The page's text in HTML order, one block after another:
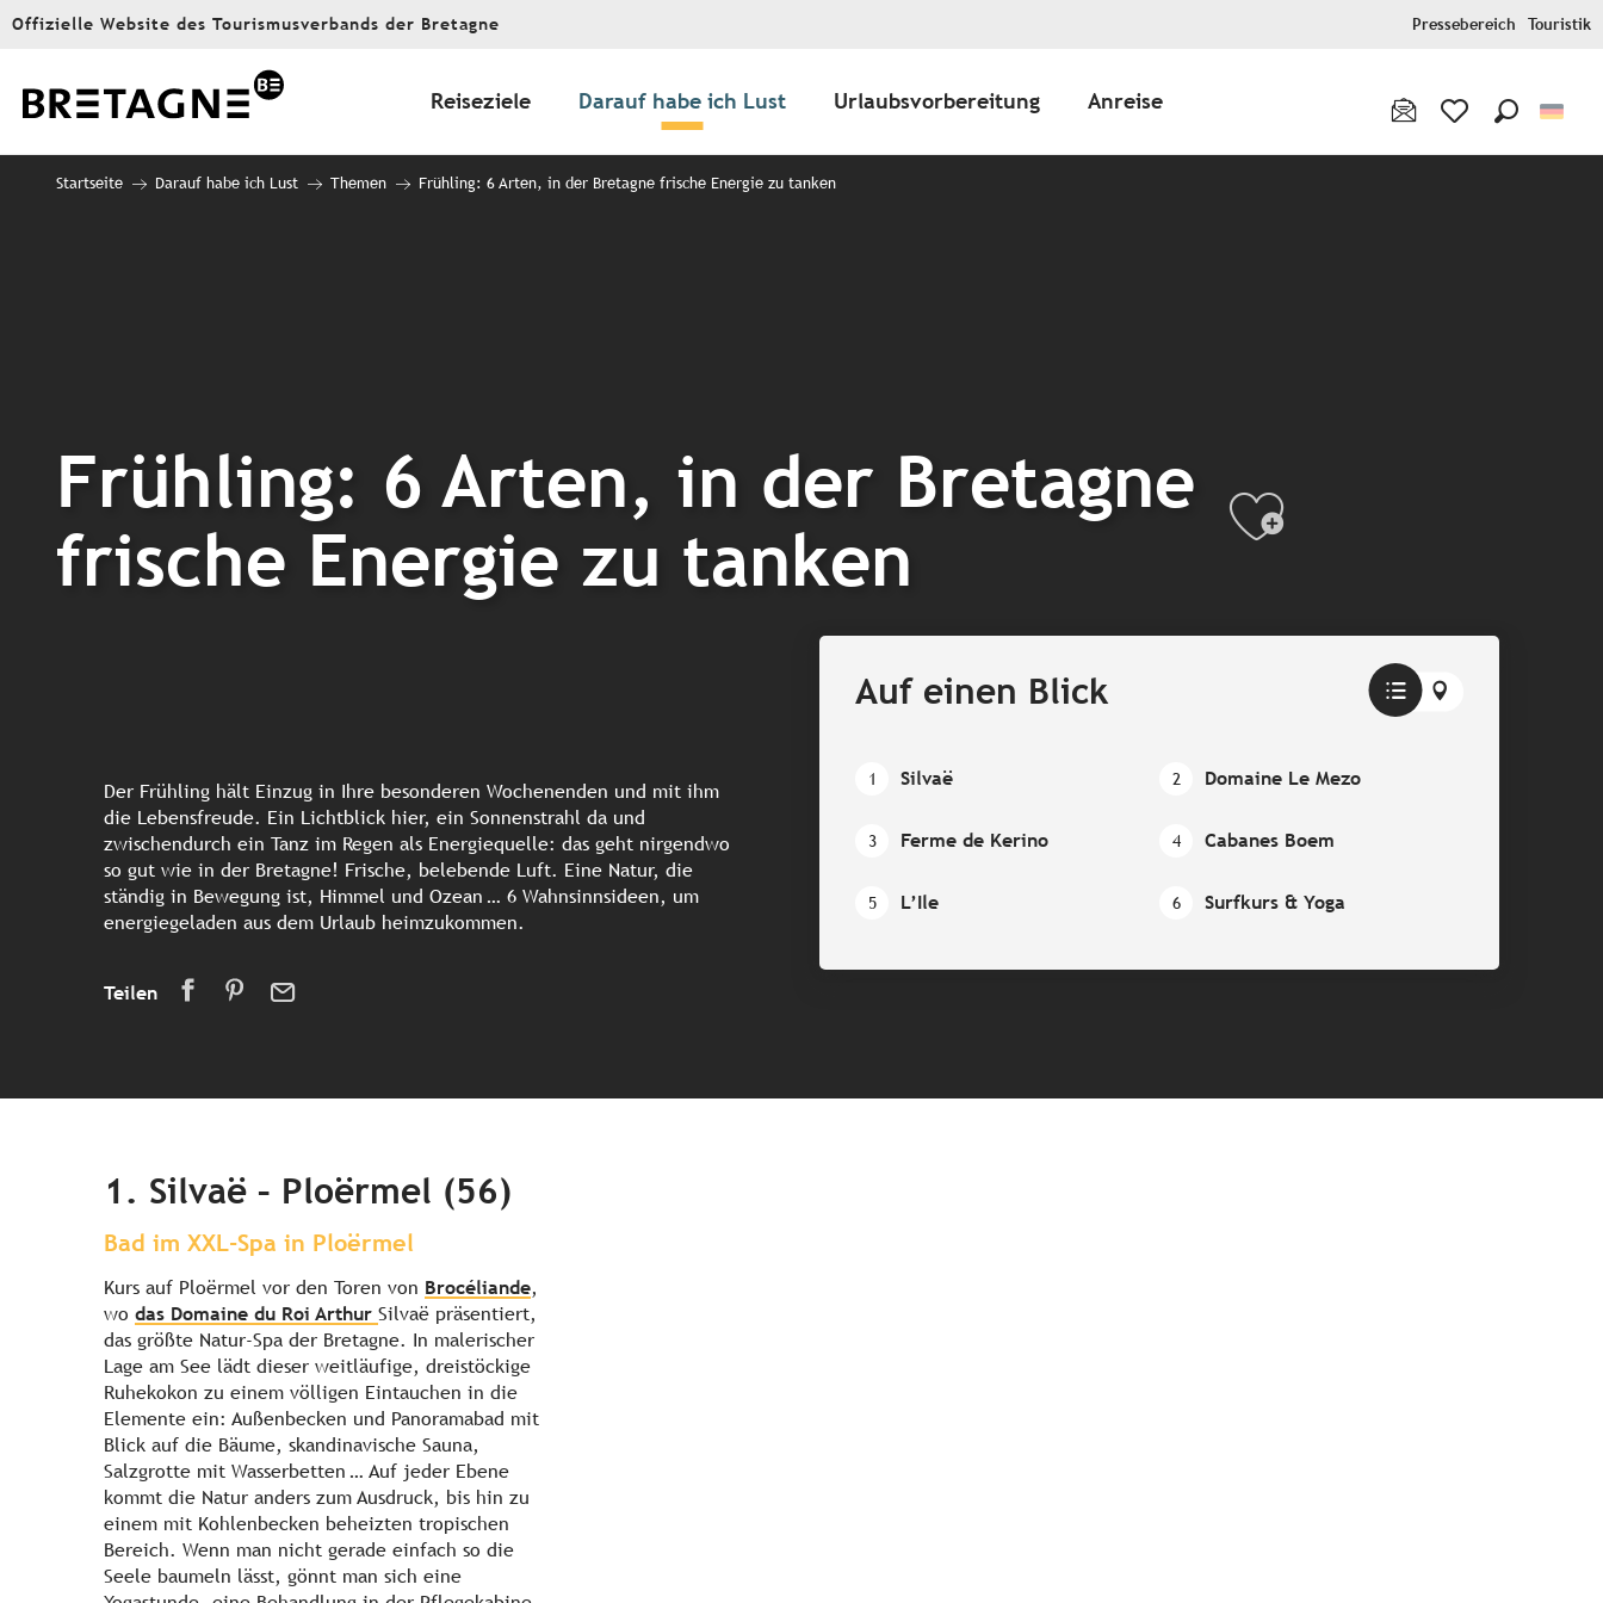
Aller
principal
Offizielle Website des Tourismusverbands der Bretagne Pressebereich Touristik
Reiseziele Darauf habe ich Lust Urlaubsvorbereitung Anreise
Startseite Darauf habe ich Lust Themen Frühling: 6 Arten, in der Bretagne frische Energie zu tanken
Frühling: 6 Arten, in der Bretagne
frische Energie zu tanken
Ajouter
Der Frühling hält Einzug in Ihre besonderen Wochenenden und mit ihm
die Lebensfreude. Ein Lichtblick hier, ein Sonnenstrahl da und
zwischendurch ein Tanz im Regen als Energiequelle: das geht nirgendwo
so gut wie in der Bretagne! Frische, belebende Luft. Eine Natur, die
ständig in Bewegung ist, Himmel und Ozean … 6 Wahnsinnsideen, um
energiegeladen aus dem Urlaub heimzukommen.
Teilen
Auf einen Blick
1 Silvaë 2 Domaine Le Mezo
3 Ferme de Kerino 4 Cabanes Boem
5 L’Ile 6 Surfkurs & Yoga
1. Silvaë – Ploërmel (56)
Bad im XXL-Spa in Ploërmel
Kurs auf Ploërmel vor den Toren von Brocéliande,
wo das Domaine du Roi Arthur Silvaë präsentiert,
das größte Natur-Spa der Bretagne. In malerischer
Lage am See lädt dieser weitläufige, dreistöckige
Ruhekokon zu einem völligen Eintauchen in die
Elemente ein: Außenbecken und Panoramabad mit
Blick auf die Bäume, skandinavische Sauna,
Salzgrotte mit Wasserbetten … Auf jeder Ebene
kommt die Natur anders zum Ausdruck, bis hin zu
einem mit Kohlenbecken beheizten tropischen
Bereich. Wenn man nicht gerade einfach so die
Seele baumeln lässt, gönnt man sich eine